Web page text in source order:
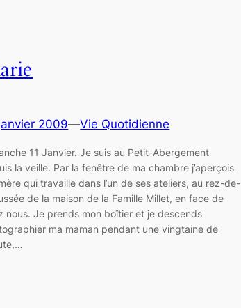
2009—Vie Quotidienne
11 Janvier. Je suis au Petit-Abergement
la veille. Par la fenêtre de ma chambre j’aperçois
qui travaille dans l’un de ses ateliers, au rez-de-
de la maison de la Famille Millet, en face de
nous. Je prends mon boîtier et je descends
ma maman pendant une vingtaine de